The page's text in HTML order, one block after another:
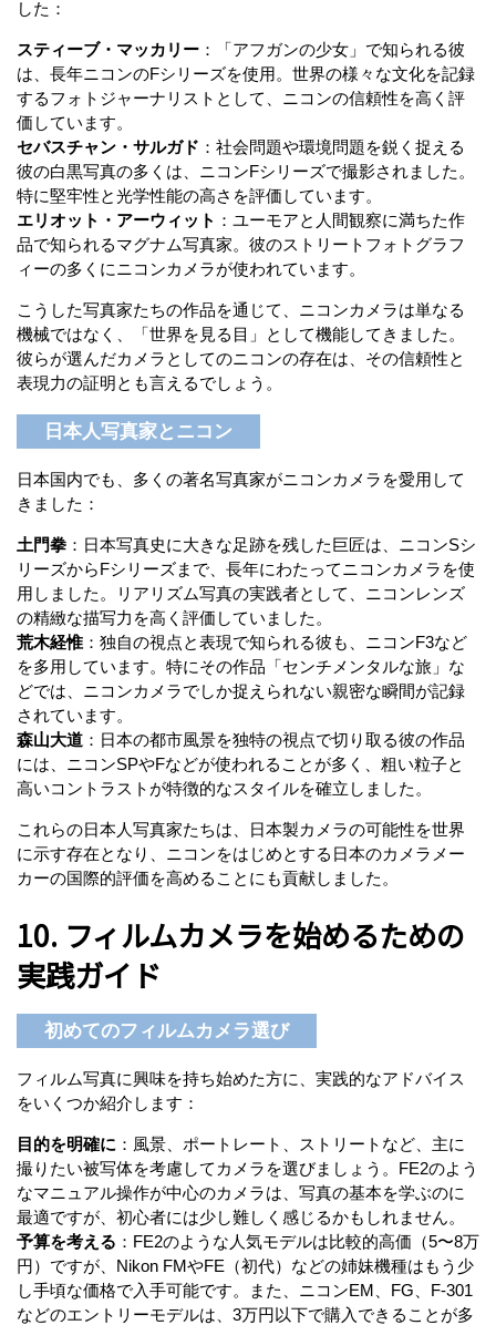
した：
スティーブ・マッカリー ：「アフガンの少女」で知られる彼
は、長年ニコンのFシリーズを使用。世界の様々な文化を記録
するフォトジャーナリストとして、ニコンの信頼性を高く評
価しています。
セバスチャン・サルガド ：社会問題や環境問題を鋭く捉える
彼の白黒写真の多くは、ニコンFシリーズで撮影されました。
特に堅牢性と光学性能の高さを評価しています。
エリオット・アーウィット ：ユーモアと人間観察に満ちた作
品で知られるマグナム写真家。彼のストリートフォトグラフ
ィーの多くにニコンカメラが使われています。
こうした写真家たちの作品を通じて、ニコンカメラは単なる
機械ではなく、「世界を見る目」として機能してきました。
彼らが選んだカメラとしてのニコンの存在は、その信頼性と
表現力の証明とも言えるでしょう。
日本人写真家とニコン
日本国内でも、多くの著名写真家がニコンカメラを愛用して
きました：
土門拳 ：日本写真史に大きな足跡を残した巨匠は、ニコンSシ
リーズからFシリーズまで、長年にわたってニコンカメラを使
用しました。リアリズム写真の実践者として、ニコンレンズ
の精緻な描写力を高く評価していました。
荒木経惟 ：独自の視点と表現で知られる彼も、ニコンF3など
を多用しています。特にその作品「センチメンタルな旅」な
どでは、ニコンカメラでしか捉えられない親密な瞬間が記録
されています。
森山大道 ：日本の都市風景を独特の視点で切り取る彼の作品
には、ニコンSPやFなどが使われることが多く、粗い粒子と
高いコントラストが特徴的なスタイルを確立しました。
これらの日本人写真家たちは、日本製カメラの可能性を世界
に示す存在となり、ニコンをはじめとする日本のカメラメー
カーの国際的評価を高めることにも貢献しました。
10. フィルムカメラを始めるための
実践ガイド
初めてのフィルムカメラ選び
フィルム写真に興味を持ち始めた方に、実践的なアドバイス
をいくつか紹介します：
目的を明確に ：風景、ポートレート、ストリートなど、主に
撮りたい被写体を考慮してカメラを選びましょう。FE2のよう
なマニュアル操作が中心のカメラは、写真の基本を学ぶのに
最適ですが、初心者には少し難しく感じるかもしれません。
予算を考える ：FE2のような人気モデルは比較的高価（5〜8万
円）ですが、Nikon FMやFE（初代）などの姉妹機種はもう少
し手頃な価格で入手可能です。また、ニコンEM、FG、F-301
などのエントリーモデルは、3万円以下で購入できることが多